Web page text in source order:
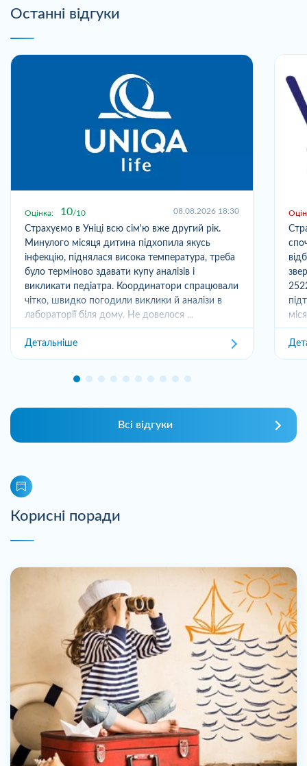
Останні відгуки
Оцінка: 10 10 08.08.2026 18:30
Страхуємо в Уніці всю сім'ю вже другий рік.
Минулого місяця дитина підхопила якусь
інфекцію, піднялася висока температура, треба
було терміново здавати купу аналізів і
викликати педіатра. Координатори спрацювали
чітко, швидко погодили виклики й аналізи в
лабораторії біля дому. Не довелося ...
Детальніше
Всі відгуки
Корисні поради